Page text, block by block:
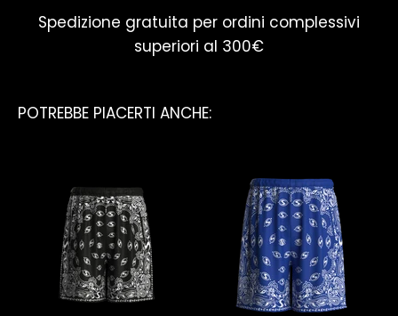
Spedizione gratuita per ordini complessivi
superiori al 300€